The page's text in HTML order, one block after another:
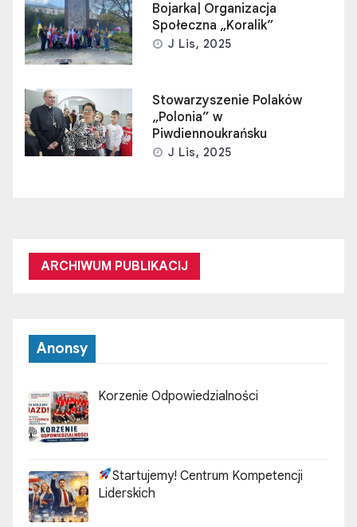
Bojarka| Organizacja
Społeczna „Koralik”
J Lis, 2025
Stowarzyszenie Polaków
„Polonia” w
Piwdiennoukrańsku
J Lis, 2025
ARCHIWUM PUBLIKACIJ
Anonsy
Korzenie Odpowiedzialności
Startujemy! Centrum Kompetencji
Liderskich